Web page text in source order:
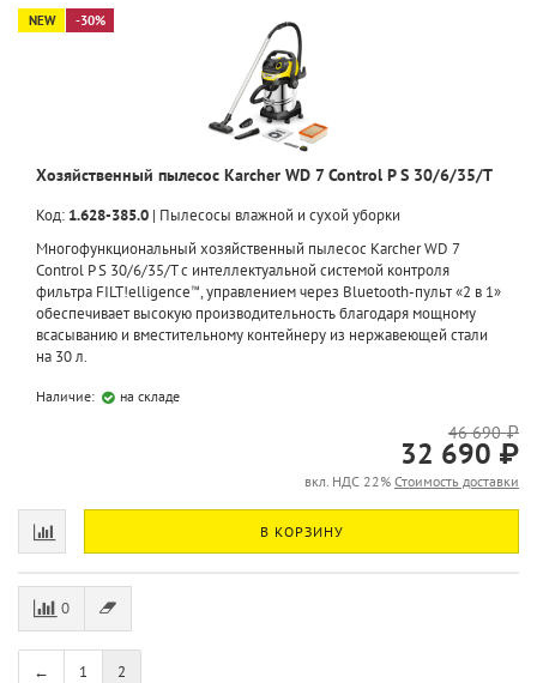
NEW -30%
Хозяйственный пылесос Karcher WD 7 Control P S 30/6/35/T
Код: 1.628-385.0 | Пылесосы влажной и сухой уборки
Многофункциональный хозяйственный пылесос Karcher WD 7
Control P S 30/6/35/T с интеллектуальной системой контроля
фильтра FILT!elligence™, управлением через Bluetooth-пульт «2 в 1»
обеспечивает высокую производительность благодаря мощному
всасыванию и вместительному контейнеру из нержавеющей стали
на 30 л.
Наличие: на складе
46 690 ₽
32 690 ₽
вкл. НДС 22% Стоимость доставки
В КОРЗИНУ
0
← 1 2